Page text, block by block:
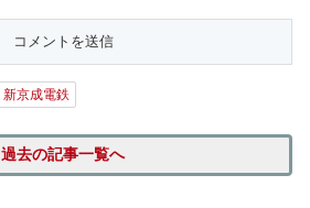
新京成電鉄
過去の記事一覧へ